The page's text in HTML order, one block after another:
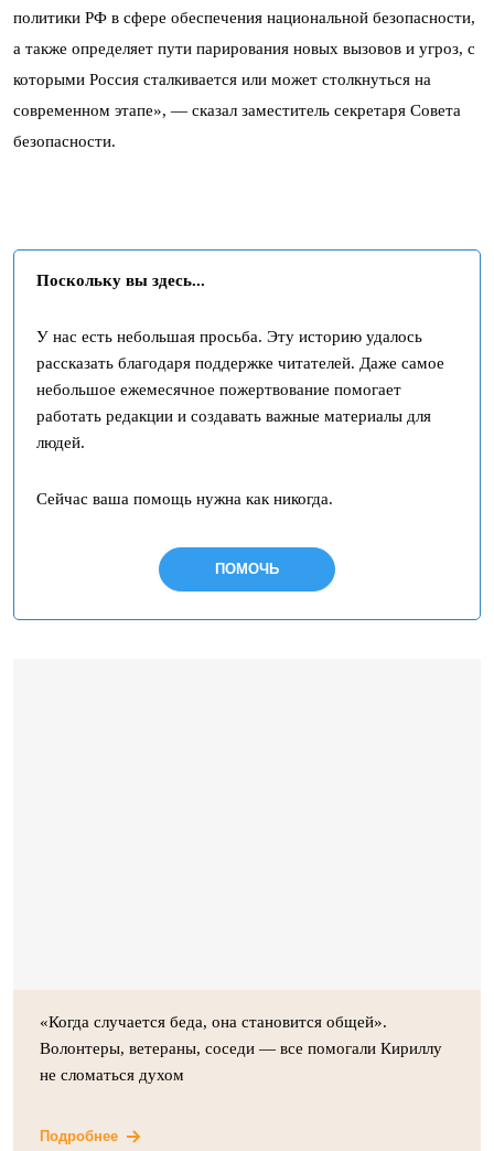
политики РФ в сфере обеспечения национальной безопасности,
а также определяет пути парирования новых вызовов и угроз, с
которыми Россия сталкивается или может столкнуться на
современном этапе», — сказал заместитель секретаря Совета
безопасности.
Поскольку вы здесь...
У нас есть небольшая просьба. Эту историю удалось
рассказать благодаря поддержке читателей. Даже самое
небольшое ежемесячное пожертвование помогает
работать редакции и создавать важные материалы для
людей.
Сейчас ваша помощь нужна как никогда.
ПОМОЧЬ
«Когда случается беда, она становится общей».
Волонтеры, ветераны, соседи — все помогали Кириллу
не сломаться духом
Подробнее